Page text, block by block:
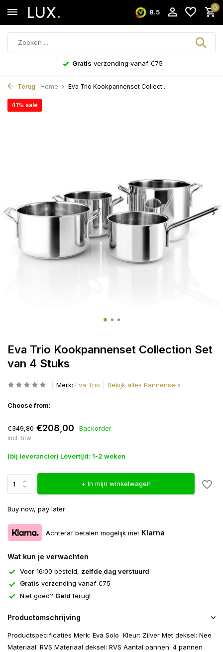
8.5
0
Gratis verzending vanaf €75
Terug Home Eva Trio Kookpannenset Collect...
Eva Trio Kookpannenset Collection Set
van 4 Stuks
41% sale
Merk: Eva Trio Bekijk alles Pannensets
Choose from:
€349,80 €208,00 Backorder
Incl. btw
(bij leverancier) Levertijd: 1-2 weken
+ In mijn winkelwagen
Buy now, pay later
Achteraf betalen mogelijk met Klarna
Wat kun je verwachten
Voor 16:00 besteld, zelfde dag verstuurd
Gratis verzending vanaf €75
Niet goed? Geld terug!
Productomschrijving
Productspecificaties Merk: Eva Solo Kleur: Zilver Met deksel: Nee
Materiaal: RVS Materiaal deksel: RVS Aantal pannen: 4 pannen